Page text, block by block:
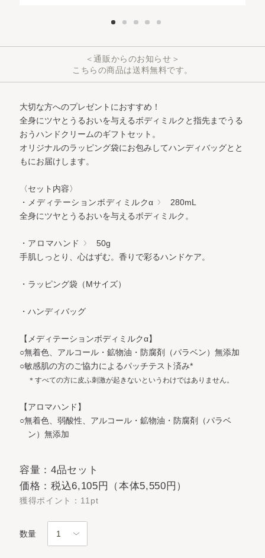
＜通販からのお知らせ＞
こちらの商品は送料無料です。
大切な方へのプレゼントにおすすめ！
全身にツヤとうるおいを与えるボディミルクと指先までうる
おうハンドクリームのギフトセット。
オリジナルのラッピング袋にお包みしてハンディバッグとと
もにお届けします。
〈セット内容〉
・メディテーションボディミルクα
280mL
全身にツヤとうるおいを与えるボディミルク。
・アロマハンド
50g
手肌しっとり、心はずむ。香りで彩るハンドケア。
・ラッピング袋（Mサイズ）
・ハンディバッグ
【メディテーションボディミルクα】
○無着色、アルコール・鉱物油・防腐剤（パラベン）無添加
○敏感肌の方のご協力によるパッチテスト済み*
＊すべての方に皮ふ刺激が起きないというわけではありません。
【アロマハンド】
○無着色、弱酸性、アルコール・鉱物油・防腐剤（パラベ
ン）無添加
容量：4品セット
価格：税込6,105円（本体5,550円）
獲得ポイント：11pt
数量